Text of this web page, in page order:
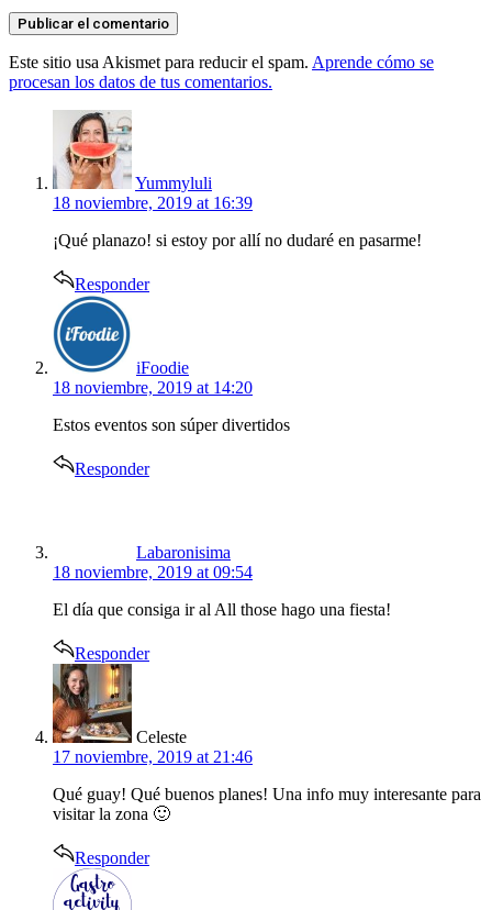
Este sitio usa Akismet para reducir el spam. Aprende cómo se
procesan los datos de tus comentarios.
says:
Yummyluli
18 noviembre, 2019 at 16:39
¡Qué planazo! si estoy por allí no dudaré en pasarme!
Responder
iFoodie
18 noviembre, 2019 at 14:20
Estos eventos son súper divertidos
Responder
Labaronisima
18 noviembre, 2019 at 09:54
El día que consiga ir al All those hago una fiesta!
Responder
Celeste
17 noviembre, 2019 at 21:46
Qué guay! Qué buenos planes! Una info muy interesante para
visitar la zona 🙂
Responder